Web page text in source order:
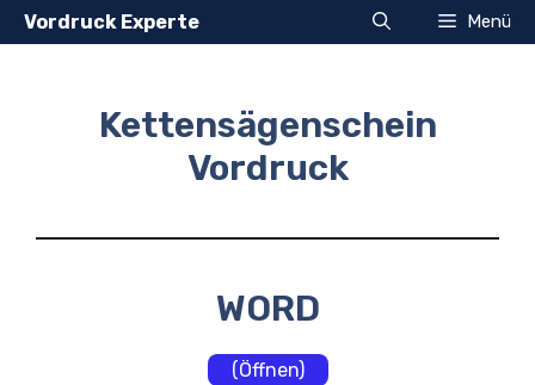
Zum
Inhalt
Vordruck Experte Menü
Kettensägenschein
Vordruck
WORD
(Öffnen)